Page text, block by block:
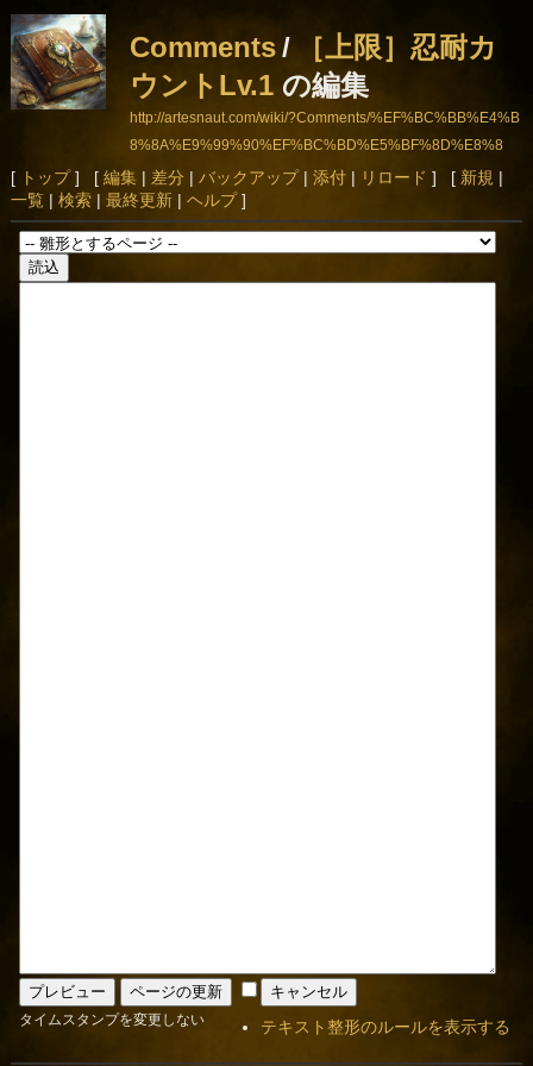
Comments/
［上限］忍耐カ
ウントLv.1の編集
http://artesnaut.com/wiki/?Comments/%EF%BC%BB%E4%B
8%8A%E9%99%90%EF%BC%BD%E5%BF%8D%E8%8
0%90%E3%82%AB%E3%82%A6%E3%83%B3%E3%83%
88Lv.1
[ トップ] [ 編集| 差分 | バックアップ| 添付| リロード ] [ 新規 |
一覧| 検索| 最終更新| ヘルプ]
タイムスタンプを変更しない テキスト整形のルールを表示する